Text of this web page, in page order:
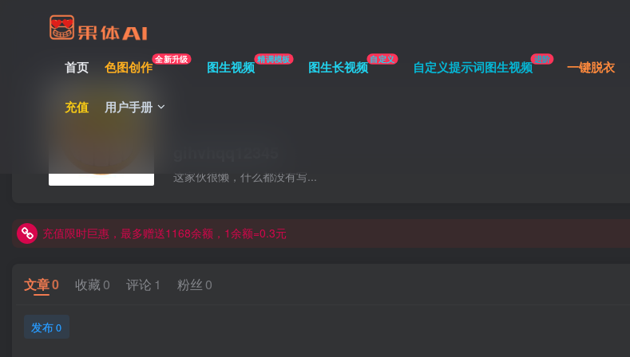
首页 色图创作 全新升级 图生视频 精调模板 图生长视频自定义 自定义提示词图生视频进阶 一键脱衣
充值 用户手册
这家伙很懒，什么都没有写...
充值限时巨惠，最多赠送1168余额，1余额=0.3元
文章0 收藏 0 评论 1 粉丝 0
发布0